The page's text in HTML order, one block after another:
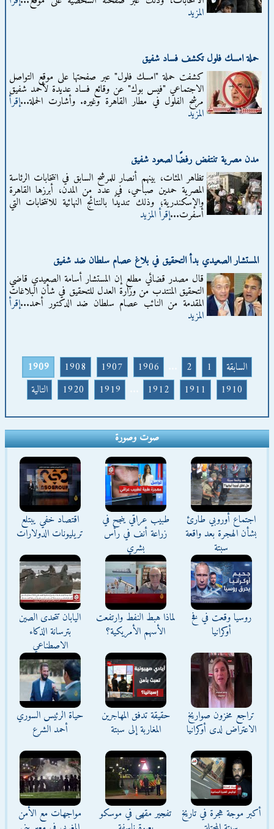
المزيد
حملة امسك فلول تكشف فساد شفيق
كشفت حملة "امسك فلول" عبر صفحتها على موقع التواصل
الاجتماعي "فيس بوك" عن وقائع فساد عديدة لأحمد شفيق
مرشح الفلول في مطار القاهرة وغيره. وأشارت الحملة...إقرأ
المزيد
مدن مصرية تنتفض رفضًا لصعود شفيق
تظاهر المئات، بينهم أنصار للمرشح السابق في انتخابات الرئاسة
المصرية حمدين صباحي، في عدد من المدن، أبرزها القاهرة
والإسكندرية؛ وذلك تنديدًا بالنتائج النهائية للانتخابات التي
أسفرت...إقرأ المزيد
المستشار الصعيدي بدأ التحقيق في بلاغ عصام سلطان ضد شفيق
قال مصدر قضائي مطلع إن المستشار أسامة الصعيدي قاضي
التحقيق المنتدب من وزارة العدل للتحقيق في شأن البلاغات
المقدمة من النائب عصام سلطان ضد الدكتور أحمد...إقرأ
المزيد
السابقة 1
2
1906
1907
1908
1909
1910
1911
1912
1919
1920 التالية
صوت وصورة
اجتماع أوروبي طارئ
بشأن الهجرة بعد واقعة
سبتة
طبيب عراقي ينجح في
زراعة أنف في رأس
بشري
اقتصاد خفي يبتلع
تريليونات الدولارات
روسيا وقعت في فخ
أوكرانيا
لماذا هبط النفط وارتفعت
الأسهم الأمريكية؟
اليابان تتحدى الصين
بترسانة الذكاء
الاصطناعي
تراجع مخزون صواريخ
الاعتراض لدى أوكرانيا
حقيقة تدفق المهاجرين
المغاربة إلى سبتة
حياة الرئيس السوري
أحمد الشرع
أكبر موجة هجرة في تاريخ
تفجير مقهى في موسكو
مواجهات مع الأمن